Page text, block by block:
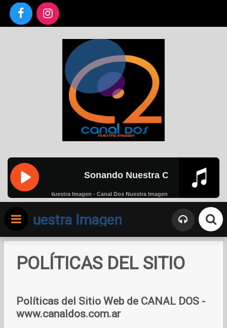
Sonando Nuestra Cadena de
Imagen
POLÍTICAS DEL SITIO
Políticas del Sitio Web de CANAL DOS -
www.canaldos.com.ar